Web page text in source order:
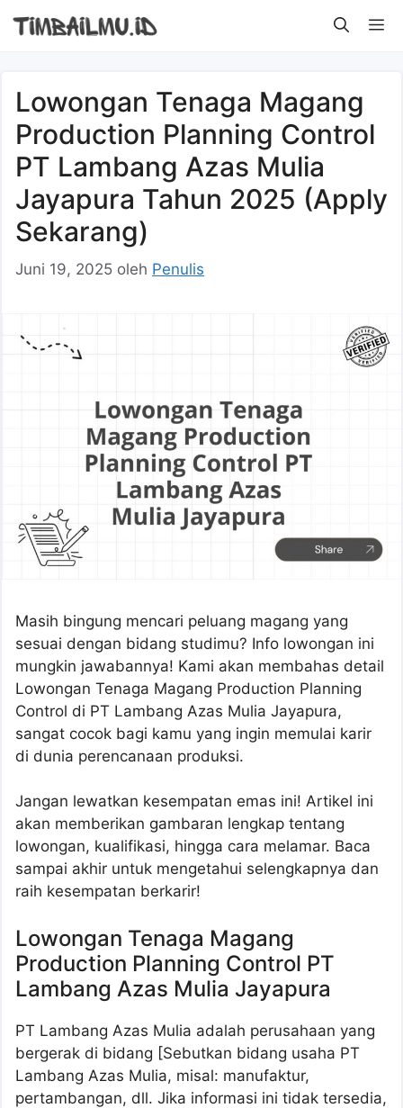
Lowongan Tenaga Magang
Production Planning Control
PT Lambang Azas Mulia
Jayapura Tahun 2025 (Apply
Sekarang)
Juni 19, 2025 oleh Penulis
Masih bingung mencari peluang magang yang
sesuai dengan bidang studimu? Info lowongan ini
mungkin jawabannya! Kami akan membahas detail
Lowongan Tenaga Magang Production Planning
Control di PT Lambang Azas Mulia Jayapura,
sangat cocok bagi kamu yang ingin memulai karir
di dunia perencanaan produksi.
Jangan lewatkan kesempatan emas ini! Artikel ini
akan memberikan gambaran lengkap tentang
lowongan, kualifikasi, hingga cara melamar. Baca
sampai akhir untuk mengetahui selengkapnya dan
raih kesempatan berkarir!
Lowongan Tenaga Magang
Production Planning Control PT
Lambang Azas Mulia Jayapura
PT Lambang Azas Mulia adalah perusahaan yang
bergerak di bidang [Sebutkan bidang usaha PT
Lambang Azas Mulia, misal: manufaktur,
pertambangan, dll. Jika informasi ini tidak tersedia,